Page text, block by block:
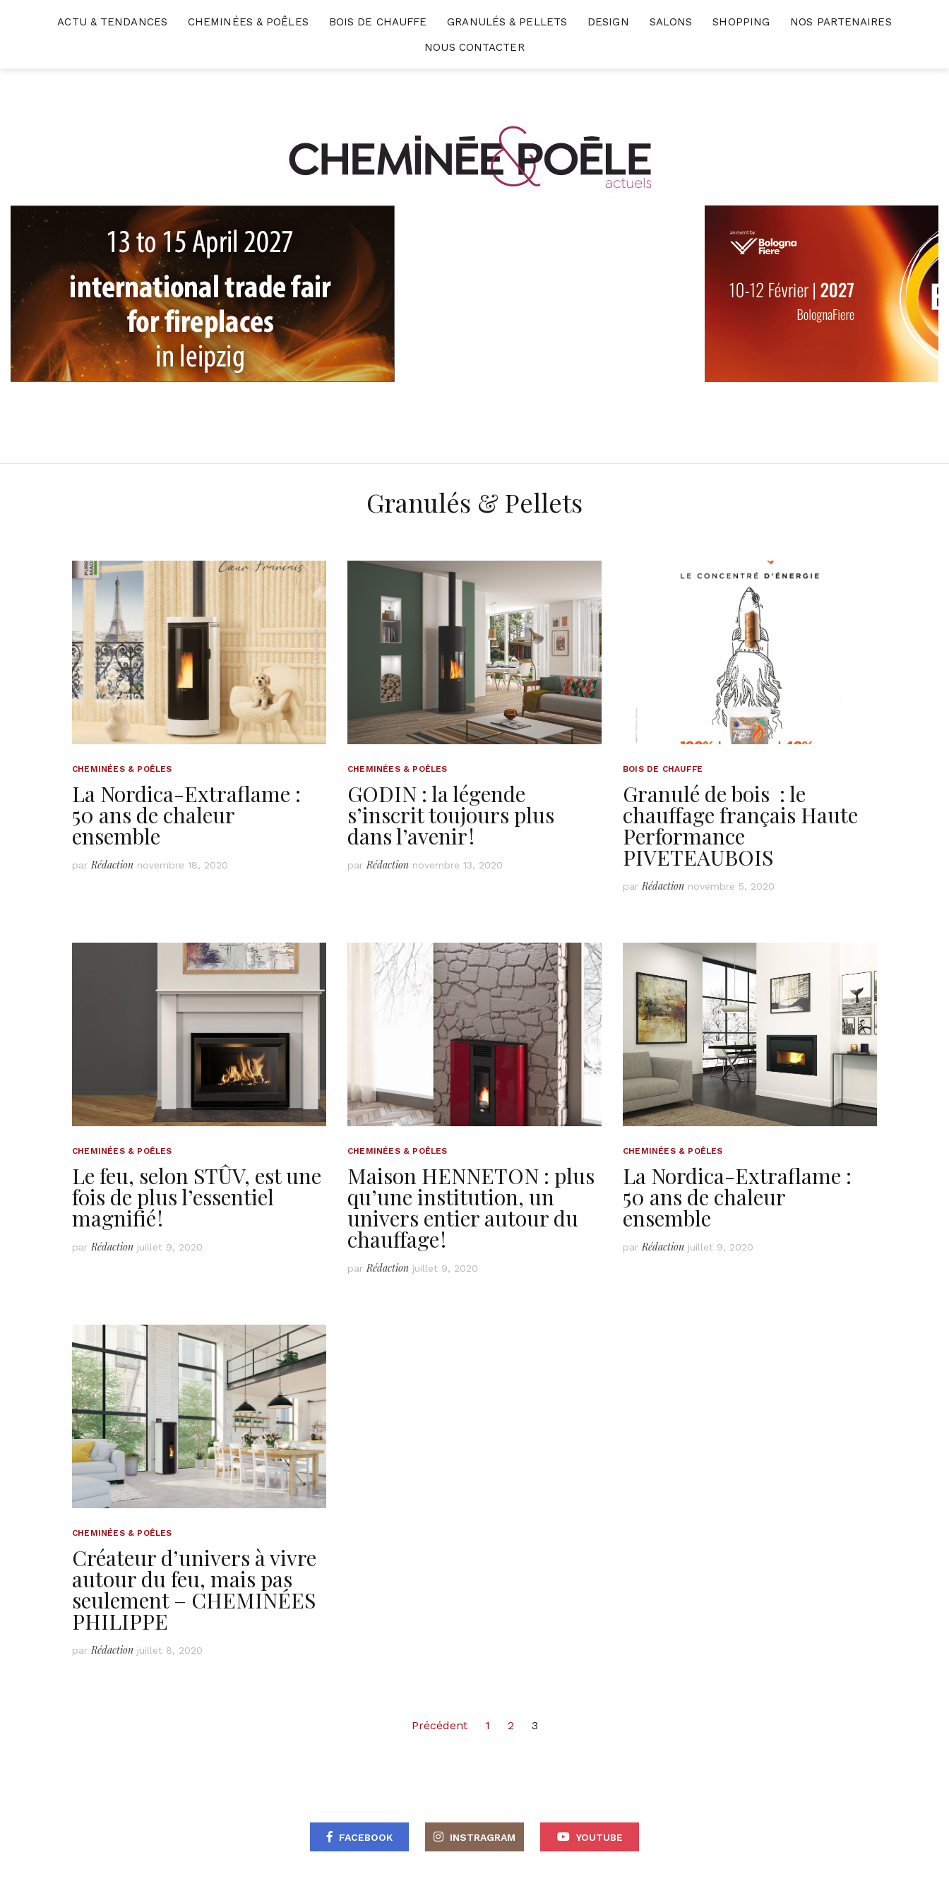
ACTU & TENDANCES CHEMINÉES & POÊLES BOIS DE CHAUFFE GRANULÉS & PELLETS DESIGN SALONS SHOPPING
NOS PARTENAIRES
NOUS CONTACTER
Granulés & Pellets
CHEMINÉES & POÊLES
La Nordica-Extraflame :
50 ans de chaleur
ensemble
par Rédaction novembre 18, 2020
CHEMINÉES & POÊLES
GODIN : la légende
s’inscrit toujours plus
dans l’avenir !
par Rédaction novembre 13, 2020
BOIS DE CHAUFFE
Granulé de bois : le
chauffage français Haute
Performance
PIVETEAUBOIS
par Rédaction novembre 5, 2020
CHEMINÉES & POÊLES
Le feu, selon STÛV, est une
fois de plus l’essentiel
magnifié !
par Rédaction juillet 9, 2020
CHEMINÉES & POÊLES
Maison HENNETON : plus
qu’une institution, un
univers entier autour du
chauffage !
par Rédaction juillet 9, 2020
CHEMINÉES & POÊLES
La Nordica-Extraflame :
50 ans de chaleur
ensemble
par Rédaction juillet 9, 2020
CHEMINÉES & POÊLES
Créateur d’univers à vivre
autour du feu, mais pas
seulement – CHEMINÉES
PHILIPPE
par Rédaction juillet 8, 2020
Précédent 1 2 3
FACEBOOK INSTRAGRAM YOUTUBE